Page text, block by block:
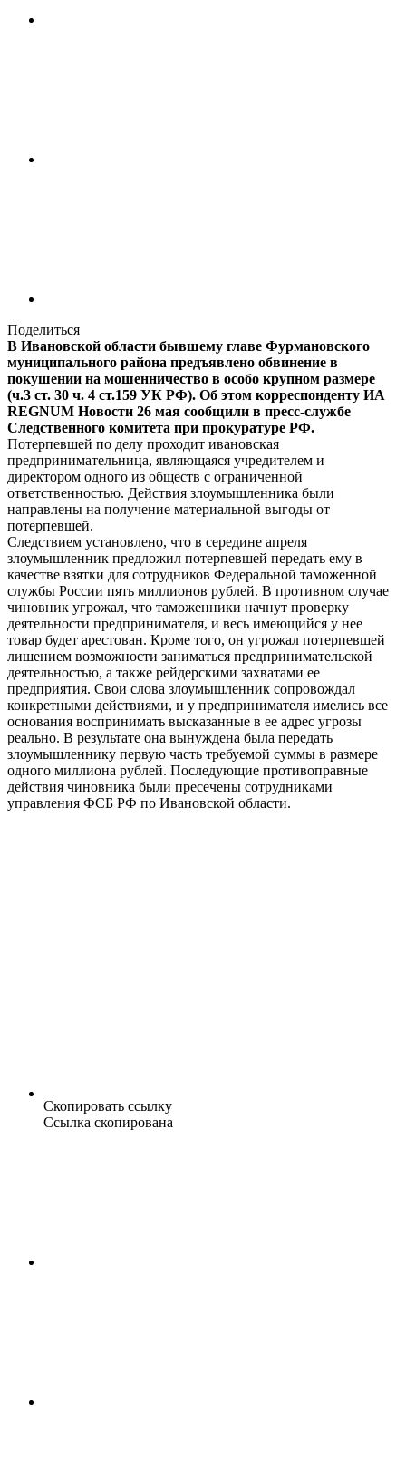
Поделиться
В Ивановской области бывшему главе Фурмановского
муниципального района предъявлено обвинение в
покушении на мошенничество в особо крупном размере
(ч.3 ст. 30 ч. 4 ст.159 УК РФ). Об этом корреспонденту ИА
REGNUM Новости 26 мая сообщили в пресс-службе
Следственного комитета при прокуратуре РФ.
Потерпевшей по делу проходит ивановская
предпринимательница, являющаяся учредителем и
директором одного из обществ с ограниченной
ответственностью. Действия злоумышленника были
направлены на получение материальной выгоды от
потерпевшей.
Следствием установлено, что в середине апреля
злоумышленник предложил потерпевшей передать ему в
качестве взятки для сотрудников Федеральной таможенной
службы России пять миллионов рублей. В противном случае
чиновник угрожал, что таможенники начнут проверку
деятельности предпринимателя, и весь имеющийся у нее
товар будет арестован. Кроме того, он угрожал потерпевшей
лишением возможности заниматься предпринимательской
деятельностью, а также рейдерскими захватами ее
предприятия. Свои слова злоумышленник сопровождал
конкретными действиями, и у предпринимателя имелись все
основания воспринимать высказанные в ее адрес угрозы
реально. В результате она вынуждена была передать
злоумышленнику первую часть требуемой суммы в размере
одного миллиона рублей. Последующие противоправные
действия чиновника были пресечены сотрудниками
управления ФСБ РФ по Ивановской области.
Скопировать ссылку
Ссылка скопирована